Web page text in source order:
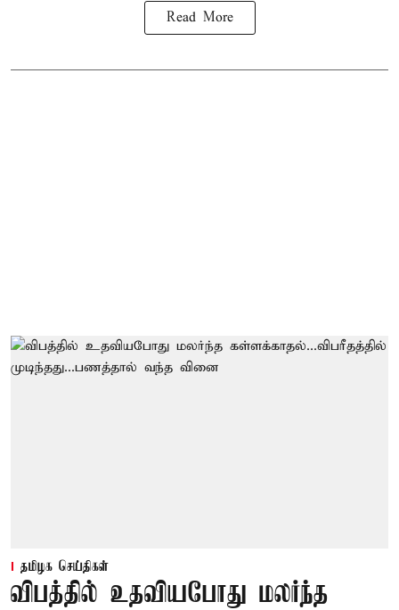
Read More
தமிழக செய்திகள்
விபத்தில் உதவியபோது மலர்ந்த